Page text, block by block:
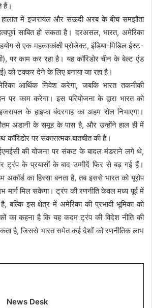
हैं।
हालात में इजरायल और सऊदी अरब के बीच समझौता
साबित हो सकता है। दरअसल, भारत, अमेरिका
से एक महत्वाकांक्षी प्रोजेक्ट, इंडिया-मिडिल ईस्ट-
पर काम कर रहा है। यह कॉरिडोर चीन के बेल्ट एंड
को टक्कर देने के लिए बनाया जा रहा है।
आर्थिक निवेश करेगा, जबकि भारत तकनीकी
पर काम करेगा। इस परियोजना के द्वारा भारत को
के हाइफा बंदरगाह का अहम रोल निभाएगा।
अडानी के समूह के पास है, और उन्होंने हाल ही में
पर सकारात्मक बातचीत की है।
की योजना पर संकट के बादल मंडराने लगे थे,
के प्रयासों के बाद उम्मीदें फिर से बढ़ गई हैं।
का हिस्सा बनता है, तब इससे भारत को यूरोप
मिल सकेगा। ट्रंप की रणनीति केवल मध्य पूर्व में
बल्कि इस क्षेत्र में अमेरिका की प्रभावी भूमिका को
का कहना है कि यह कदम ट्रंप की विदेश नीति की
है, जिससे भारत समेत कई देशों को रणनीतिक लाभ
News Desk